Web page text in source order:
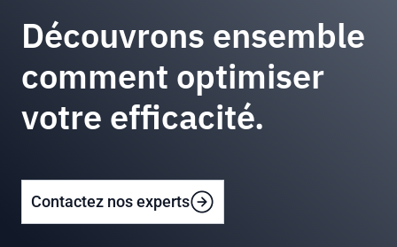
Découvrons ensemble
comment optimiser
votre efficacité.
Contactez nos experts